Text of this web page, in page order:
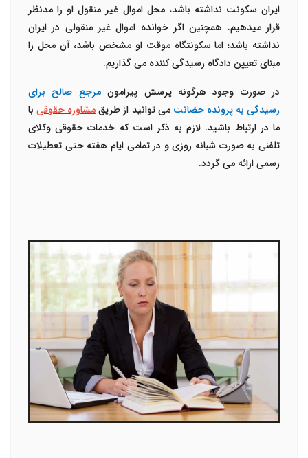
ایران سکونت نداشته باشد، محل اموال غیر منقول او را مدنظر
قرار میدهیم. همچنین اگر خوانده اموال غیر منقولی در ایران
نداشته باشد؛ اما سکونتگاه موقت او مشخص باشد، آن محل را
مبنای تعیین دادگاه رسیدگی کننده می گذاریم.
در صورت وجود هرگونه پرسش پیرامونمرجع صالح برای
رسیدگی به پرونده حضانت می توانید از طریقمشاوره حقوقیبا
ما در ارتباط باشید. لازم به ذکر است که خدمات حقوقی وکلای
تلفنی به صورت شبانه روزی و در تمامی ایام هفته حتی تعطیلات
رسمی ارائه می گردد.